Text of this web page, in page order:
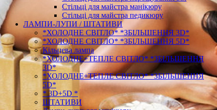
Стільці для майстра манікюру
Стільці для майстра педикюру
ЛАМПИ-ЛУПИ / ШТАТИВИ
*ХОЛОДНЕ СВІТЛО* *ЗБІЛЬШЕННЯ 3D*
*ХОЛОДНЕ СВІТЛО* *ЗБІЛЬШЕННЯ 5D*
Кільцева лампа
*ХОЛОДНЕ+ТЕПЛЕ СВІТЛО* *ЗБІЛЬШЕННЯ
3D*
*ХОЛОДНЕ+ТЕПЛЕ СВІТЛО* *ЗБІЛЬШЕННЯ
5D*
* 3D+5D *
ШТАТИВИ